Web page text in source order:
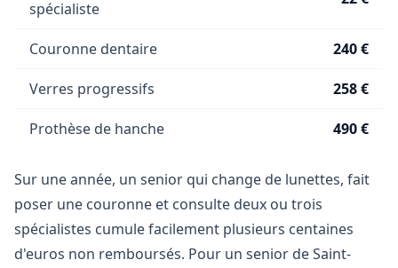
spécialiste
Couronne dentaire 240 €
Verres progressifs 258 €
Prothèse de hanche 490 €
Sur une année, un senior qui change de lunettes, fait
poser une couronne et consulte deux ou trois
spécialistes cumule facilement plusieurs centaines
d'euros non remboursés. Pour un senior de Saint-